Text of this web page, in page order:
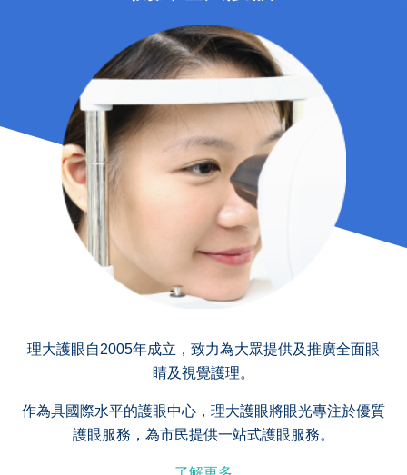
理大護眼自2005年成立，致力為大眾提供及推廣全面眼
睛及視覺護理。
作為具國際水平的護眼中心，理大護眼將眼光專注於優質
護眼服務，為市民提供一站式護眼服務。